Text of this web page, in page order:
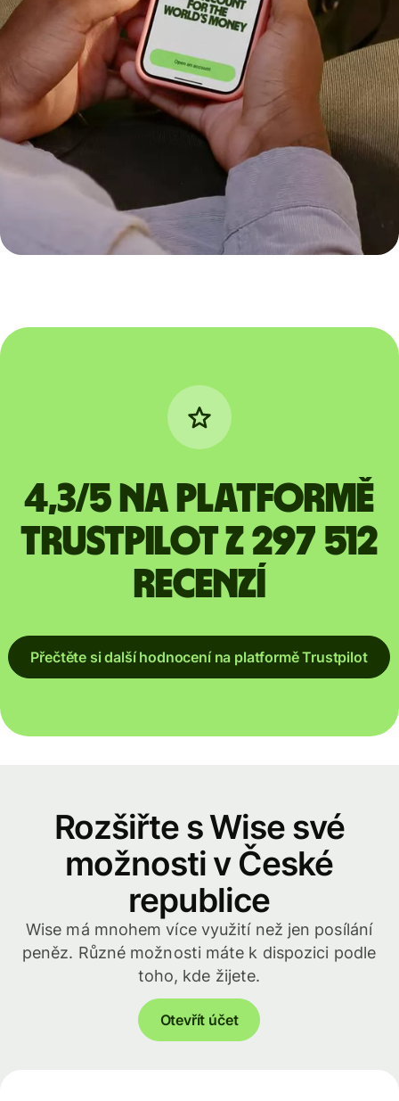
4,3/5 na platformě
Trustpilot z 297 512
recenzí
Přečtěte si další hodnocení na platformě Trustpilot
Rozšiřte s Wise své
možnosti v České
republice
Wise má mnohem více využití než jen posílání
peněz. Různé možnosti máte k dispozici podle
toho, kde žijete.
Otevřít účet